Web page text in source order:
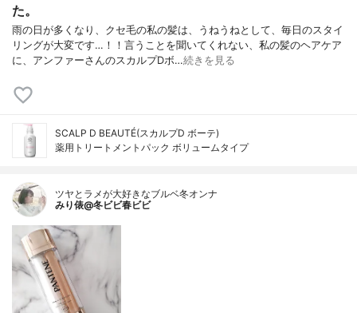
た。
雨の日が多くなり、クセ毛の私の髪は、うねうねとして、毎日のスタイ
リングが大変です…！！言うことを聞いてくれない、私の髪のヘアケア
に、アンファーさんのスカルプDボ…続きを見る
SCALP D BEAUTÉ(スカルプD ボーテ)
薬用トリートメントパック ボリュームタイプ
ツヤとラメが大好きなブルベ冬オンナ
みり俵@冬ビビ春ビビ